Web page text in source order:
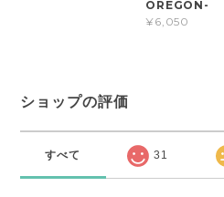
OREGON-
¥6,050
ショップの評価
すべて 31